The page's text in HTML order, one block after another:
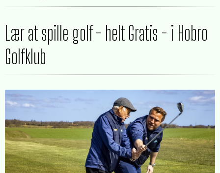
Lær at spille golf - helt Gratis - i Hobro
Golfklub